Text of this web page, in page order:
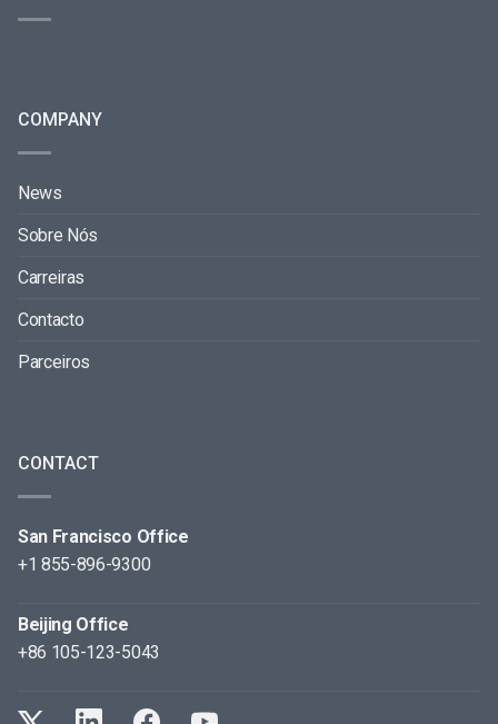
COMPANY
News
Sobre Nós
Carreiras
Contacto
Parceiros
CONTACT
San Francisco Office
+1 855-896-9300
Beijing Office
+86 105-123-5043